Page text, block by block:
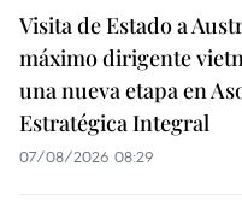
Visita de Estado a
máximo dirigente
una nueva etapa en
Estratégica Integral
07/08/2026 08:29